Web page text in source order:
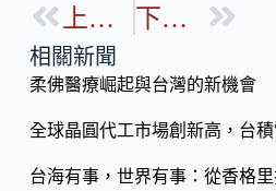
b
o
k
p
Li
n
k
上一篇 下一篇
相關新聞
柔佛醫療崛起與台灣的新機會
全球晶圓代工市場創新高，台
台海有事，世界有事：從香格